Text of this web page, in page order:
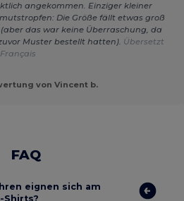
angekommen. Einziger kleiner
Die Größe fällt etwas groß
das war keine Überraschung, da
Muster bestellt hatten). Übersetzt
von Vincent b.
FAQ
eignen sich am
Shirts?